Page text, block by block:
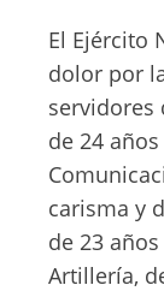
El Ejército
dolor por
servidores
de 24
carisma y
de 23
Artillería,